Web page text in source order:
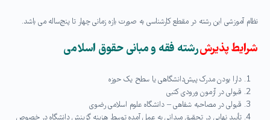
نظام آموزشی این رشته در مقطع کارشناسی به صورت بازه زمانی چهار تا پنج‌ساله می باشد.
شرایط پذیرشرشته فقه و مبانی حقوق اسلامی
دارا بودن مدرک پیش‌دانشگاهی یا سطح یک حوزه
قبولی در آزمون ورودی کتبی
قبولی در مصاحبه شفاهی – دانشگاه علوم اسلامی رضوی
تأیید نهایی در تحقیق میدانی به عمل آمده توسط هزینه گزینش دانشگاه در خصوص